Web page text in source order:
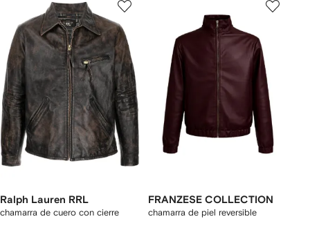
Ralph Lauren RRL
chamarra de cuero con cierre
FRANZESE COLLECTION
chamarra de piel reversible